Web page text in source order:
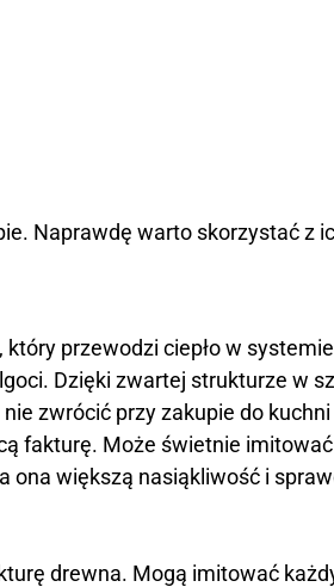
Naprawdę warto skorzystać z
przewodzi ciepło w
Dzięki zwartej strukturze w
zwrócić przy zakupie do
fakturę. Może świetnie
większą nasiąkliwość i
drewna. Mogą imitować